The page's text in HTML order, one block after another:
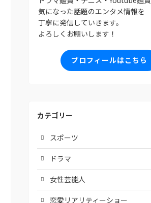
気になった話題のエンタメ情報を
丁寧に発信していきます。
よろしくお願いします！
プロフィールはこちら
カテゴリー
スポーツ
ドラマ
女性芸能人
恋愛リアリティーショー